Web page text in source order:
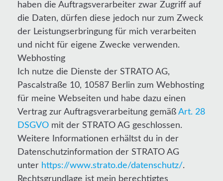
haben die Auftragsverarbeiter zwar Zugriff auf
die Daten, dürfen diese jedoch nur zum Zweck
der Leistungserbringung für mich verarbeiten
und nicht für eigene Zwecke verwenden.
Webhosting
Ich nutze die Dienste der STRATO AG,
Pascalstraße 10, 10587 Berlin zum Webhosting
für meine Webseiten und habe dazu einen
Vertrag zur Auftragsverarbeitung gemäß Art. 28
DSGVO mit der STRATO AG geschlossen.
Weitere Informationen erhältst du in der
Datenschutzinformation der STRATO AG
unter https://www.strato.de/datenschutz/.
Rechtsgrundlage ist mein berechtigtes